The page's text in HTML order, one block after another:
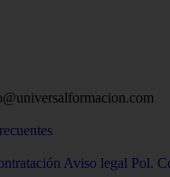
Aviso legal Pol.